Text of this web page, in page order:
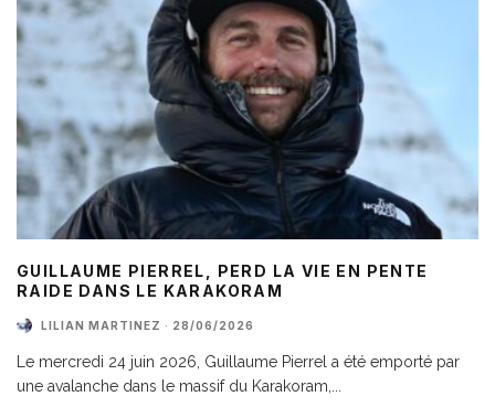
GUILLAUME PIERREL, PERD LA VIE EN PENTE
RAIDE DANS LE KARAKORAM
LILIAN MARTINEZ · 28/06/2026
Le mercredi 24 juin 2026, Guillaume Pierrel a été emporté par
une avalanche dans le massif du Karakoram,...